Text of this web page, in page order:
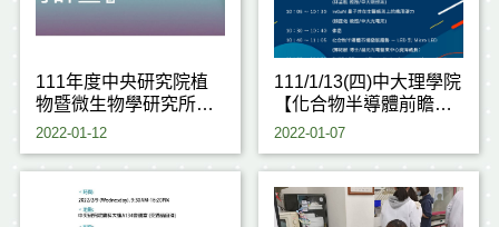
111年度中央研究院植
物暨微生物學研究所
『暑期大學生培育計
2022-01-12
111/1/13(四)中大理學院
【化合物半導體前瞻技
術論壇】
2022-01-07